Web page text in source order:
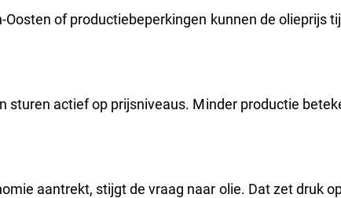
of productiebeperkingen kunnen de olieprijs
sturen actief op prijsniveaus. Minder productie
aantrekt, stijgt de vraag naar olie. Dat zet druk